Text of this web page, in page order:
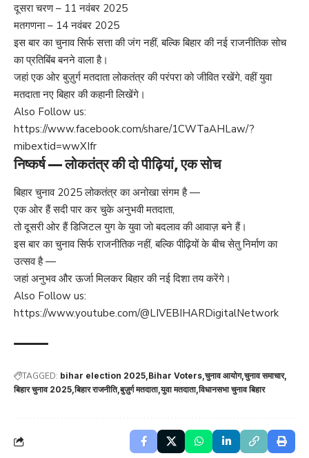
दूसरा चरण – 11 नवंबर 2025
मतगणना – 14 नवंबर 2025
इस बार का चुनाव सिर्फ सत्ता की जंग नहीं, बल्कि बिहार की नई राजनीतिक सोच
का प्रतिबिंब बनने वाला है।
जहां एक ओर बुज़ुर्ग मतदाता लोकतंत्र की परंपरा को जीवित रखेंगे, वहीं युवा
मतदाता नए बिहार की कहानी लिखेंगे।
Also Follow us:
https://www.facebook.com/share/1CWTaAHLaw/?
mibextid=wwXIfr
निष्कर्ष — लोकतंत्र की दो पीढ़ियां, एक सोच
बिहार चुनाव 2025 लोकतंत्र का अनोखा संगम है —
एक ओर हैं सदी पार कर चुके अनुभवी मतदाता,
तो दूसरी ओर हैं डिजिटल युग के युवा जो बदलाव की आवाज़ बने हैं।
इस बार का चुनाव सिर्फ राजनीतिक नहीं, बल्कि पीढ़ियों के बीच सेतु निर्माण का
उत्सव है —
जहां अनुभव और ऊर्जा मिलकर बिहार की नई दिशा तय करेंगे।
Also Follow us:
https://www.youtube.com/@LIVEBIHARDigitalNetwork
TAGGED: bihar election 2025 Bihar Voters चुनाव आयोग चुनाव समाचार
बिहार चुनाव 2025 बिहार राजनीति बुज़ुर्ग मतदाता युवा मतदाता विधानसभा चुनाव बिहार